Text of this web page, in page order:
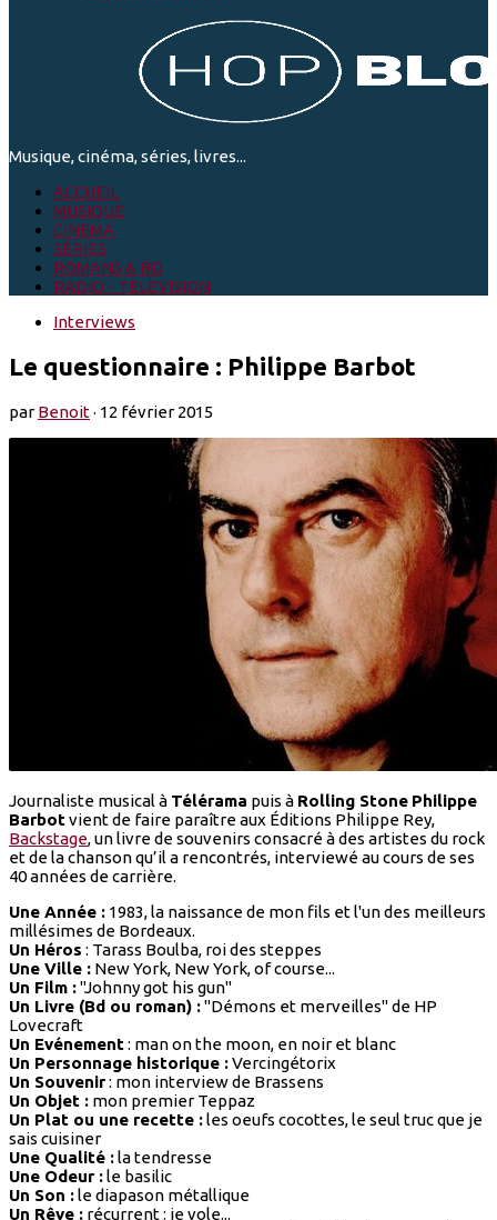
Musique, cinéma, séries, livres...
ACCUEIL
MUSIQUE
CINEMA
SÉRIES
ROMANS & BD
RADIO - TELEVISION
Interviews
Le questionnaire : Philippe Barbot
parBenoit· 12 février 2015
Journaliste musical à Télérama puis à Rolling Stone Philippe
Barbotvient de faire paraître aux Éditions Philippe Rey,
Backstage, un livre de souvenirs consacré à des artistes du rock
et de la chanson qu’il a rencontrés, interviewé au cours de ses
40 années de carrière.
Une Année : 1983, la naissance de mon fils et l'un des meilleurs
millésimes de Bordeaux.
Un Héros : Tarass Boulba, roi des steppes
Une Ville : New York, New York, of course...
Un Film :"Johnny got his gun"
Un Livre (Bd ou roman) :"Démons et merveilles" de HP
Lovecraft
Un Evénement: man on the moon, en noir et blanc
Un Personnage historique :Vercingétorix
Un Souvenir: mon interview de Brassens
Un Objet : mon premier Teppaz
Un Plat ou une recette :les oeufs cocottes, le seul truc que je
sais cuisiner
Une Qualité :la tendresse
Une Odeur :le basilic
Un Son :le diapason métallique
Un Rêve : récurrent : je vole...